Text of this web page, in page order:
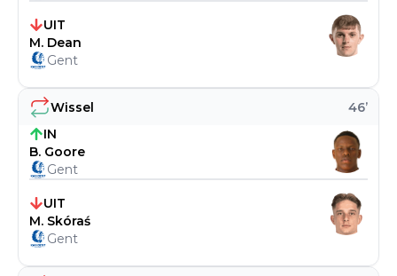
Wissel 46’
IN
B. Goore
Gent
UIT
M. Skóraś
Gent
UIT
M. Dean
Gent